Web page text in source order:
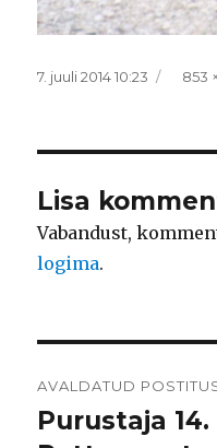
Postitatud
7. juuli 2014 10:23 853
Lisa
Vabandust,
logima.
AVALDATUD
Purustaja 14.